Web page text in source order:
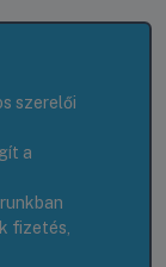
szerelői
a
fizetés,